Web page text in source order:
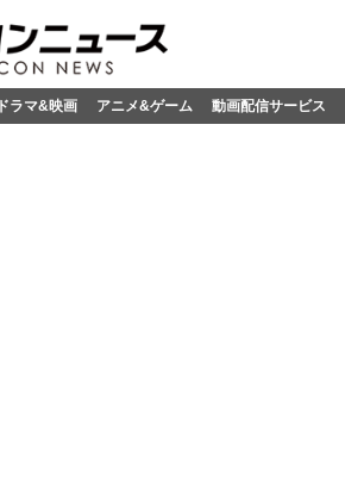
ドラマ&映画 アニメ&ゲーム 動画配信サービス